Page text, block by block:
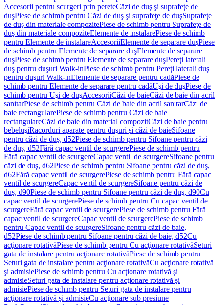
Accesorii pentru scurgeri prin pereteCăzi de duş şi suprafeţe de
duşPiese de schimb pentru Căzi de duş şi suprafeţe de duşSuprafeţe
de duş din materiale compozitePiese de schimb pentru Suprafeţe de
duş din materiale compoziteElemente de instalarePiese de schimb
pentru Elemente de instalareAccesoriiElemente de separare duşPiese
de schimb pentru Elemente de separare duşElemente de separare
duşPiese de schimb pentru Elemente de separare duşPereţi laterali
duş pentru duşuri Walk-inPiese de schimb pentru Pereţi laterali duş
pentru duşuri Walk-inElemente de separare pentru cadăPiese de
schimb pentru Elemente de separare pentru cadăUşi de duşPiese de
schimb pentru Uşi de duşAccesoriiCăzi de baieCăzi de baie din acril
sanitarPiese de schimb pentru Căzi de baie din acril sanitarCăzi de
baie rectangularePiese de schimb pentru Căzi de baie
rectangulareCăzi de baie din material compozitCăzi de baie pentru
bebeluşiRacorduri aparate pentru duşuri şi căzi de baieSifoane
pentru căzi de duş, d52Piese de schimb pentru Sifoane pentru căzi
de duş, d52Fără capac ventil de scurgerePiese de schimb pentru
Fără capac ventil de scurgereCapac ventil de scurgereSifoane pentru
căzi de duş, d62Piese de schimb pentru Sifoane pentru căzi de duş,
d62Fără capac ventil de scurgerePiese de schimb pentru Fără capac
ventil de scurgereCapac ventil de scurgereSifoane pentru căzi de
duş, d90Piese de schimb pentru Sifoane pentru căzi de duş, d90Cu
capac ventil de scurgerePiese de schimb pentru Cu capac ventil de
scurgereFără capac ventil de scurgerePiese de schimb pentru Fără
capac ventil de scurgereCapac ventil de scurgerePiese de schimb
pentru Capac ventil de scurgereSifoane pentru căzi de baie,
d52Piese de schimb pentru Sifoane pentru căzi de baie, d52Cu
acţionare rotativăPiese de schimb pentru Cu acţionare rotativăSeturi
gata de instalare pentru acţionare rotativăPiese de schimb pentru
Seturi gata de instalare pentru acţionare rotativăCu acţionare rotativă
şi admisiePiese de schimb pentru Cu acţionare rotativă şi
admisieSeturi gata de instalare pentru acţionare rotativă şi
admisiePiese de schimb pentru Seturi gata de instalare pentru
acţionare rotativă şi admisieCu acţionare sub presiune